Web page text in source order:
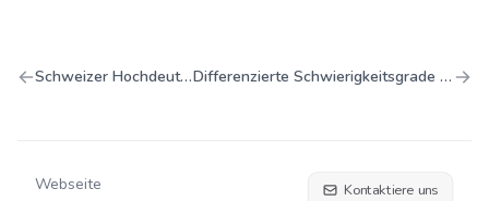
Schweizer Hochdeutsch: ß ade! Differenzierte Schwierigkeitsgrade für jedes Niveau
Webseite
Kontaktiere uns